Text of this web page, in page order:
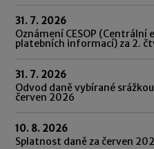
31. 7. 2026
Oznámení CESOP
platebních informací) za 2.
31. 7. 2026
Odvod daně vybírané
červen 2026
10. 8. 2026
Splatnost daně za červen